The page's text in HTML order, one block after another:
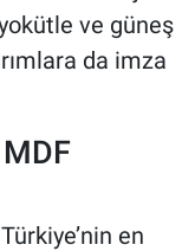
ve güneş
da imza
en